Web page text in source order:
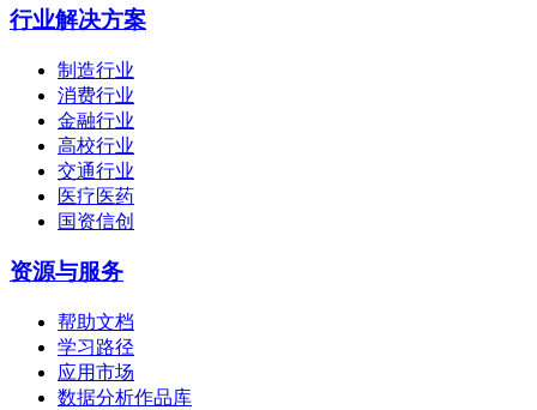
行业解决方案
制造行业
消费行业
金融行业
高校行业
交通行业
医疗医药
国资信创
资源与服务
帮助文档
学习路径
应用市场
数据分析作品库